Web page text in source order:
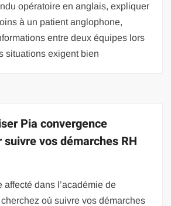
opératoire en anglais, expliquer
à un patient anglophone,
entre deux équipes lors
situations exigent bien
Pia convergence
suivre vos démarches RH
affecté dans l’académie de
où suivre vos démarches